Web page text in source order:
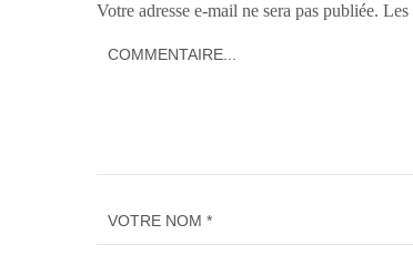
Votre adresse e-mail ne sera pas publiée. Les